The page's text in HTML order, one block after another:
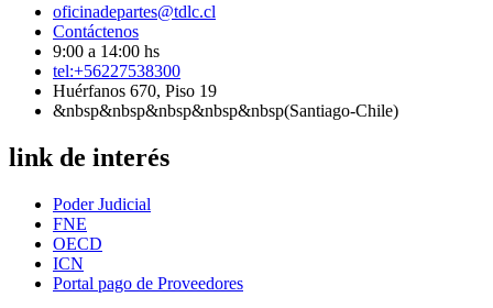
oficinadepartes@tdlc.cl
Contáctenos
9:00 a 14:00 hs
tel:+56227538300
Huérfanos 670, Piso 19
&nbsp&nbsp&nbsp&nbsp&nbsp(Santiago-Chile)
link de interés
Poder Judicial
FNE
OECD
ICN
Portal pago de Proveedores